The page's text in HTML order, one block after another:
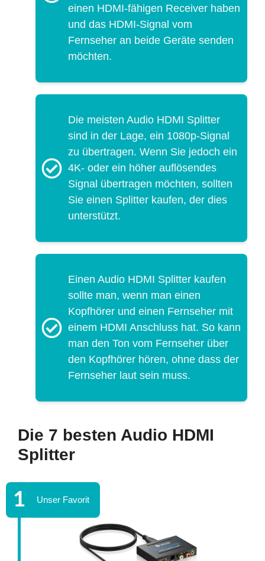
einen HDMI-fähigen Receiver haben
und das HDMI-Signal vom
Fernseher an beide Geräte senden
möchten.
Die meisten Audio HDMI Splitter
sind in der Lage, ein 1080p-Signal
zu übertragen. Wenn Sie jedoch ein
4K- oder ein höher auflösendes
Signal übertragen möchten, sollten
Sie einen Splitter kaufen, der dies
unterstützt.
Einen Audio HDMI Splitter kaufen
sollte man, wenn man einen
Kopfhörer und einen Fernseher mit
einem HDMI Anschluss hat. So kann
man den Ton vom Fernseher über
den Kopfhörer hören, ohne dass der
Fernseher laut sein muss.
Die 7 besten Audio HDMI
Splitter